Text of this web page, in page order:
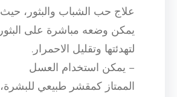
علاج حب الشباب والبثور، حيث
يمكن وضعه مباشرة على البثور
لتهدئتها وتقليل الاحمرار.
– يمكن استخدام العسل
الممتاز كمقشر طبيعي للبشرة،